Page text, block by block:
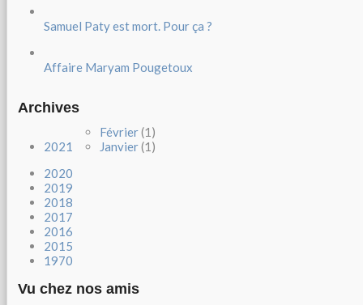
Samuel Paty est mort. Pour ça ?
Affaire Maryam Pougetoux
Archives
2021
Février(1)
Janvier(1)
2020
2019
2018
2017
2016
2015
1970
Vu chez nos amis